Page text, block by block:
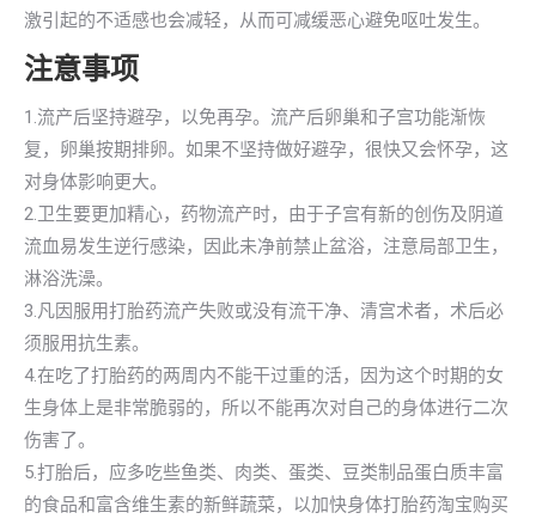
激引起的不适感也会减轻，从而可减缓恶心避免呕吐发生。
注意事项
1.流产后坚持避孕，以免再孕。流产后卵巢和子宫功能渐恢
复，卵巢按期排卵。如果不坚持做好避孕，很快又会怀孕，这
对身体影响更大。
2.卫生要更加精心，药物流产时，由于子宫有新的创伤及阴道
流血易发生逆行感染，因此未净前禁止盆浴，注意局部卫生，
淋浴洗澡。
3.凡因服用打胎药流产失败或没有流干净、清宫术者，术后必
须服用抗生素。
4.在吃了打胎药的两周内不能干过重的活，因为这个时期的女
生身体上是非常脆弱的，所以不能再次对自己的身体进行二次
伤害了。
5.打胎后，应多吃些鱼类、肉类、蛋类、豆类制品蛋白质丰富
的食品和富含维生素的新鲜蔬菜，以加快身体打胎药淘宝购买